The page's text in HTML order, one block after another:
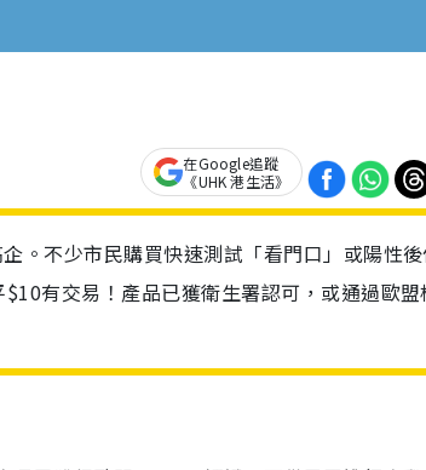
在Google追蹤
《UHK 港生活》
。不少市民購買快速測試「看門口」或陽性
有交易！產品已獲衛生署認可，或通過歐盟